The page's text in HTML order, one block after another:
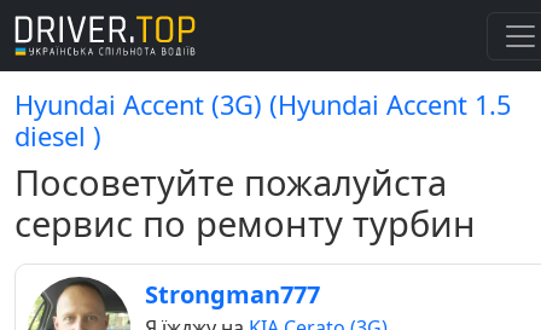
Hyundai Accent (3G) (Hyundai Accent 1.5
diesel )
Посоветуйте пожалуйста
сервис по ремонту турбин
Strongman777